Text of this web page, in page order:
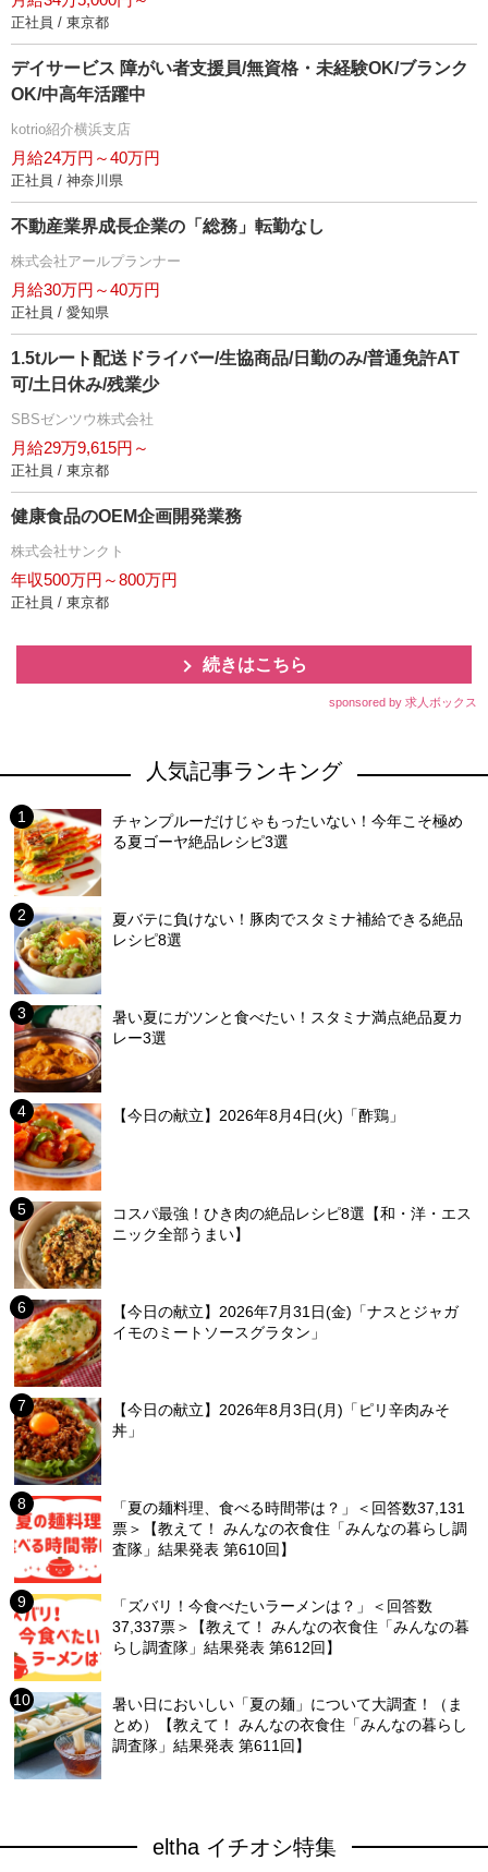
正社員 / 東京都
デイサービス 障がい者支援員/無資格・未経験OK/ブランク
OK/中高年活躍中
kotrio紹介横浜支店
月給24万円～40万円
正社員 / 神奈川県
不動産業界成長企業の「総務」転勤なし
株式会社アールプランナー
月給30万円～40万円
正社員 / 愛知県
1.5tルート配送ドライバー/生協商品/日勤のみ/普通免許AT
可/土日休み/残業少
SBSゼンツウ株式会社
月給29万9,615円～
正社員 / 東京都
健康食品のOEM企画開発業務
株式会社サンクト
年収500万円～800万円
正社員 / 東京都
続きはこちら
sponsored by 求人ボックス
人気記事ランキング
チャンプルーだけじゃもったいない！今年こそ極め
る夏ゴーヤ絶品レシピ3選
夏バテに負けない！豚肉でスタミナ補給できる絶品
レシピ8選
暑い夏にガツンと食べたい！スタミナ満点絶品夏カ
レー3選
【今日の献立】2026年8月4日(火)「酢鶏」
コスパ最強！ひき肉の絶品レシピ8選【和・洋・エス
ニック全部うまい】
【今日の献立】2026年7月31日(金)「ナスとジャガ
イモのミートソースグラタン」
【今日の献立】2026年8月3日(月)「ピリ辛肉みそ
丼」
「夏の麺料理、食べる時間帯は？」＜回答数37,131
票＞【教えて！ みんなの衣食住「みんなの暮らし調
査隊」結果発表 第610回】
「ズバリ！今食べたいラーメンは？」＜回答数
37,337票＞【教えて！ みんなの衣食住「みんなの暮
らし調査隊」結果発表 第612回】
暑い日においしい「夏の麺」について大調査！（ま
とめ）【教えて！ みんなの衣食住「みんなの暮らし
調査隊」結果発表 第611回】
eltha イチオシ特集